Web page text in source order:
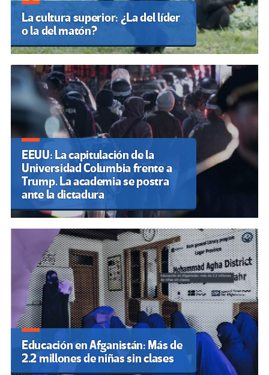
La cultura superior: ¿La del líder
o la del matón?
EEUU: La capitulación de la
Universidad Columbia frente a
Trump. La academia se postra
ante la dictadura
Educación en Afganistán: Más de
2.2 millones de niñas sin clases